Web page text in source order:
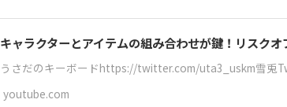
キャラクターとアイテムの組み合わせが鍵！リスク
うさだのキーボードhttps://twitter.com/uta3_uskm雪兎
youtube.com